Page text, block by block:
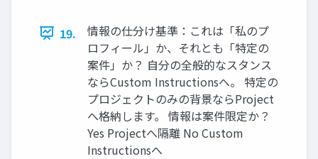
19.
情報の仕分け基準：これは「私のプ
ロフィール」か、それとも「特定の
案件」か？ 自分の全般的なスタンス
ならCustom Instructionsへ。 特定の
プロジェクトのみの背景ならProject
へ格納します。 情報は案件限定か？
Yes Projectへ隔離 No Custom
Instructionsへ